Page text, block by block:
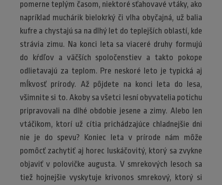
pomerne teplým časom, niektoré sťahovavé vtáky, ako
napríklad muchárik bielokrký či vlha obyčajná, už balia
kufre a chystajú sa na dlhý let do teplejších oblastí, kde
strávia zimu. Na konci leta sa viaceré druhy formujú
do kŕdľov a väčších spoločenstiev a takto pokope
odlietavajú za teplom. Pre neskoré leto je typická aj
mĺkvosť prírody. Až pôjdete na konci leta do lesa,
všimnite si to. Akoby sa všetci lesní obyvatelia potichu
pripravovali na dlhé obdobie jesene a zimy. Alebo len
vtáčikom, ktorí už cítia prichádzajúce chladnejšie dni
nie je do spevu? Koniec leta v prírode nám môže
pomôcť zachytiť aj horec luskáčovitý, ktorý sa zvykne
objaviť v polovičke augusta. V smrekových lesoch sa
tiež hojnejšie vyskytuje krivonos smrekový, ktorý si